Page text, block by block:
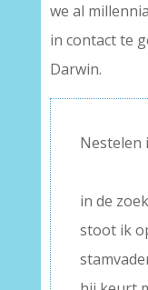
we al
in contact te
Darwin.
Nestelen
in de
stoot ik